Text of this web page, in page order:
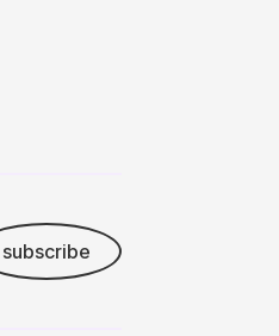
subscribe